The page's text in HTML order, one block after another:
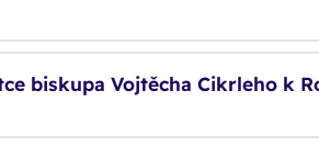
biskupa Vojtěcha Cikrleho k